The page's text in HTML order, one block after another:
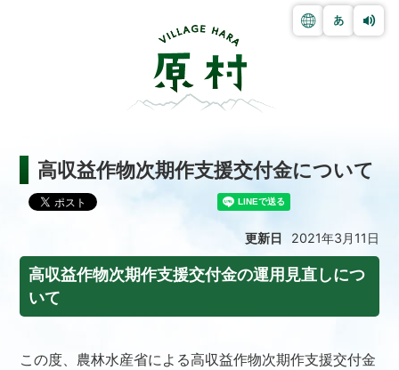
高収益作物次期作支援交付金について
更新日 2021年3月11日
高収益作物次期作支援交付金の運用見直しにつ
いて
この度、農林水産省による高収益作物次期作支援交付金